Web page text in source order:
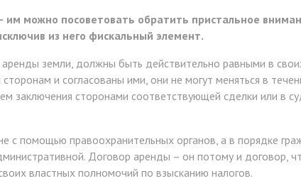
им можно посоветовать обратить пристальное
из него фискальный элемент.
земли, должны быть действительно равными в
и согласованы ими, они не могут меняться в
заключения сторонами соответствующей сделки или в
помощью правоохранительных органов, а в порядке
Договор аренды – он потому и договор,
властных полномочий по взысканию налогов.